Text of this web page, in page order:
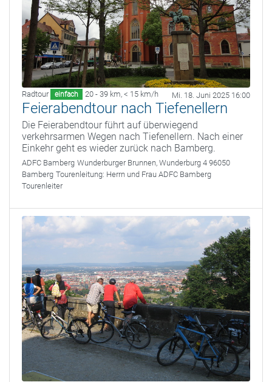
Radtour einfach 20 - 39 km, < 15 km/h Mi. 18. Juni 2025 16:00
Feierabendtour nach Tiefenellern
Die Feierabendtour führt auf überwiegend
verkehrsarmen Wegen nach Tiefenellern. Nach einer
Einkehr geht es wieder zurück nach Bamberg.
ADFC Bamberg Wunderburger Brunnen, Wunderburg 4 96050
Bamberg Tourenleitung: Herrn und Frau ADFC Bamberg
Tourenleiter